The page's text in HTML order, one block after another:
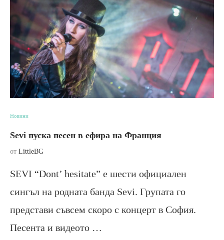
Новини
Sevi пуска песен в ефира на Франция
от LittleBG
SEVI “Dont’ hesitate” е шести официален
сингъл на родната банда Sevi. Групата го
представи съвсем скоро с концерт в София.
Песента и видеото …